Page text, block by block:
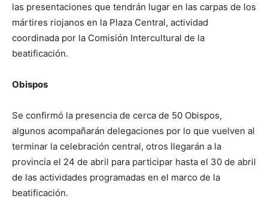
las presentaciones que tendrán lugar en las carpas de los
mártires riojanos en la Plaza Central, actividad
coordinada por la Comisión Intercultural de la
beatificación.
Obispos
Se confirmó la presencia de cerca de 50 Obispos,
algunos acompañarán delegaciones por lo que vuelven al
terminar la celebración central, otros llegarán a la
provincia el 24 de abril para participar hasta el 30 de abril
de las actividades programadas en el marco de la
beatificación.